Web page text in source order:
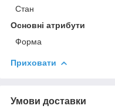
Стан
Основні атрибути
Форма
Приховати
Умови доставки